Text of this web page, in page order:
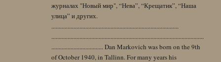
журналах "Новый мир", “Нева”, “Крещатик”, “Наша
улица” и других.
......................................................................................
.......................................................................................................
................................... Dan Markovich was born on the 9th
of October 1940, in Tallinn. For many years his